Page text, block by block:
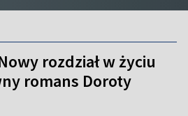
rozdział w życiu
romans Doroty